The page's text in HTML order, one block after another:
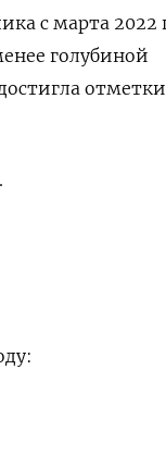
с марта 2022
голубиной
отметки